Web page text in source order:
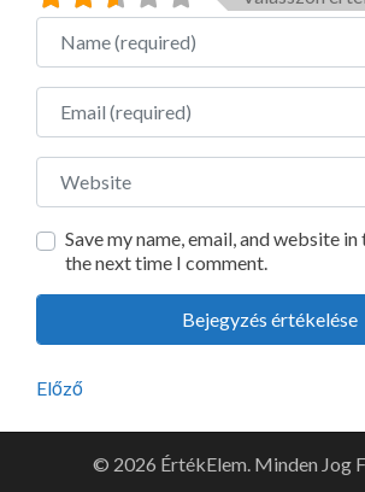
Name
Email
Website
Save my name, email, and website
the next time I comment.
Előző
© 2026 ÉrtékElem. Minden Jog